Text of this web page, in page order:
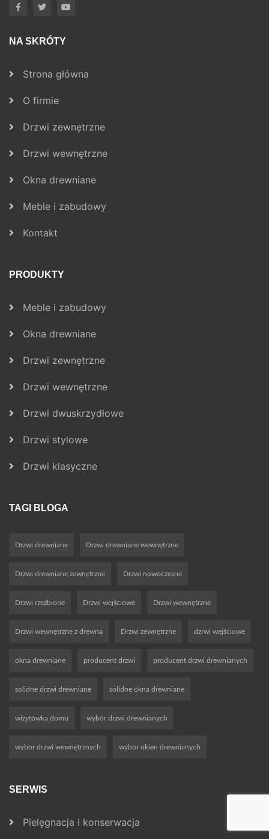
NA SKRÓTY
Strona główna
O firmie
Drzwi zewnętrzne
Drzwi wewnętrzne
Okna drewniane
Meble i zabudowy
Kontakt
PRODUKTY
Meble i zabudowy
Okna drewniane
Drzwi zewnętrzne
Drzwi wewnętrzne
Drzwi dwuskrzydłowe
Drzwi stylowe
Drzwi klasyczne
TAGI BLOGA
Drzwi drewniane Drzwi drewniane wewnętrzne
Drzwi drewniane zewnętrzne Drzwi nowoczesne
Drzwi rzeźbione Drzwi wejściowe Drzwi wewnętrzne
Drzwi wewnętrzne z drewna Drzwi zewnętrzne dzrwi wejściowe
okna drewniane producent drzwi producent drzwi drewnianych
solidne drzwi drewniane solidne okna drewniane
wizytówka domu wybór drzwi drewnianych
wybór drzwi wewnętrznych wybór okien drewnianych
SERWIS
Pielęgnacja i konserwacja